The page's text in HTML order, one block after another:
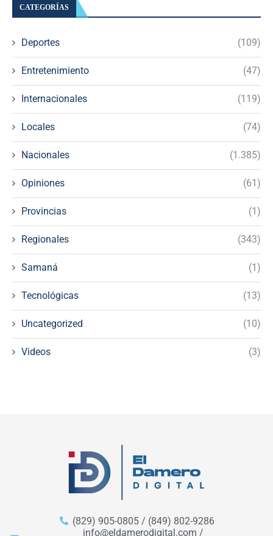
CATEGORÍAS
Deportes (109)
Entretenimiento (47)
Internacionales (119)
Locales (74)
Nacionales (1.385)
Opiniones (61)
Provincias (1)
Regionales (343)
Samaná (1)
Tecnológicas (13)
Uncategorized (10)
Videos (3)
(829) 905-0805 / (849) 802-9286
info@eldamerodigital.com /